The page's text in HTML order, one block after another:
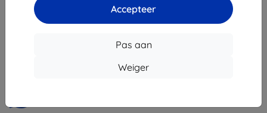
Accepteer
Pas aan
Weiger
Van totaal